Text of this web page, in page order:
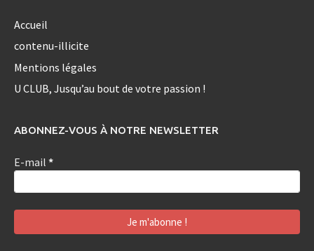
Accueil
contenu-illicite
Mentions légales
U CLUB, Jusqu’au bout de votre passion !
ABONNEZ-VOUS À NOTRE NEWSLETTER
E-mail *